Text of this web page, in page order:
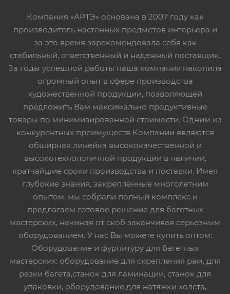
Компания «АРТЭ» основана в 2007 году как
производитель настенных предметов интерьера и
за это время зарекомендовала себя как
стабильный, ответственный и надежный поставщик.
За годы успешной работы наша компания накопила
огромный опыт в сфере производства
художественной продукции, позволяющей
предложить Вам максимально продуктивные
товары по минимизированной стоимости. Одним из
конкурентных преимуществ Компании являются
обширная линейка высококачественной и
высокотехнологичной продукции в наличии,
кратчайшие сроки производства и поставки. Имея
глубокие знания, закрепленные многолетним
опытом, мы собрали полный комплекс и
предлагаем готовое решение для багетных
мастерских, начиная от скоб заканчивая серьезным
оборудованием. У нас Вы можете купить оптом:
Оборудование и фурнитуру для багетных
мастерских: оборудование для скрепления рам, для
резки багета,станок для ламинации, станок для
упаковки, оборудование для натяжки холста,